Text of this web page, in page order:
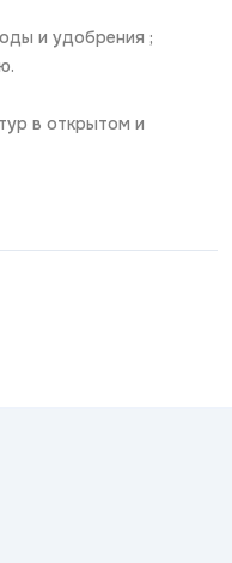
и удобрения ;
в открытом и